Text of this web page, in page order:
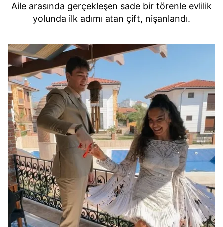
Aile arasında gerçekleşen sade bir törenle evlilik
yolunda ilk adımı atan çift, nişanlandı.